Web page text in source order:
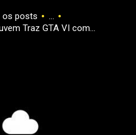
os posts
...
Traz GTA VI com...